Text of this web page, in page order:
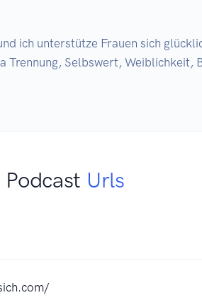
ich unterstütze Frauen sich
Selbswert, Weiblichkeit,
Podcast Urls